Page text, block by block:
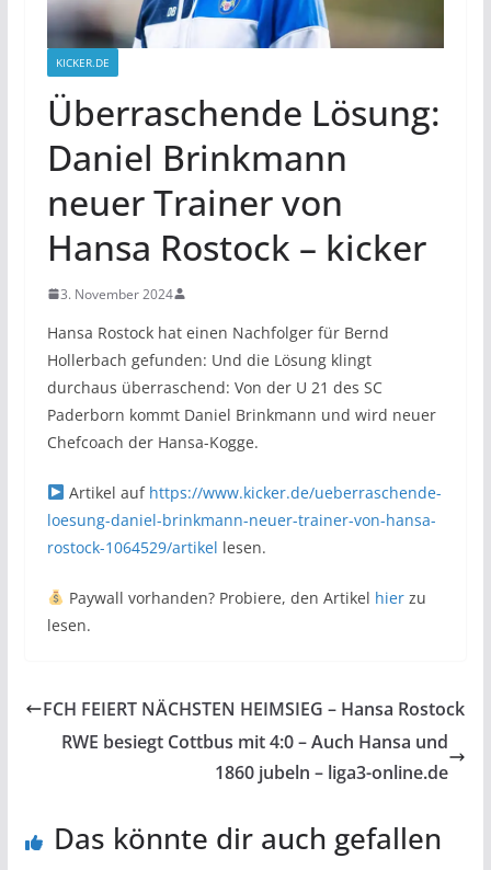
KICKER.DE
Überraschende Lösung:
Daniel Brinkmann
neuer Trainer von
Hansa Rostock – kicker
3. November 2024
Hansa Rostock hat einen Nachfolger für Bernd
Hollerbach gefunden: Und die Lösung klingt
durchaus überraschend: Von der U 21 des SC
Paderborn kommt Daniel Brinkmann und wird neuer
Chefcoach der Hansa-Kogge.
Artikel auf https://www.kicker.de/ueberraschende-
loesung-daniel-brinkmann-neuer-trainer-von-hansa-
rostock-1064529/artikel lesen.
Paywall vorhanden? Probiere, den Artikel hierzu
lesen.
FCH FEIERT NÄCHSTEN HEIMSIEG – Hansa Rostock
RWE besiegt Cottbus mit 4:0 – Auch Hansa und
1860 jubeln – liga3-online.de
Das könnte dir auch gefallen